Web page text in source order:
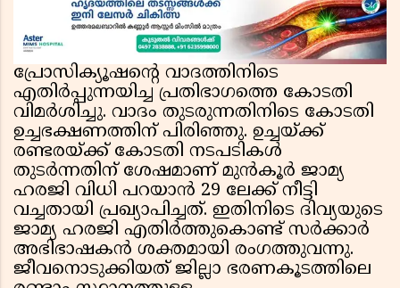
പ്രോസിക്യൂഷൻ്റെ വാദത്തിനിടെ
എതിർപ്പുന്നയിച്ച പ്രതിഭാഗത്തെ കോടതി
വിമർശിച്ചു. വാദം തുടരുന്നതിനിടെ കോടതി
ഉച്ചഭക്ഷണത്തിന് പിരിഞ്ഞു. ഉച്ചയ്ക്ക്
രണ്ടരയ്ക്ക് കോടതി നടപടികൾ
തുടർന്നതിന് ശേഷമാണ് മുൻകൂർ ജാമ്യ
ഹരജി വിധി പറയാൻ 29 ലേക്ക് നീട്ടി
വച്ചതായി പ്രഖ്യാപിച്ചത്. ഇതിനിടെ ദിവ്യയുടെ
ജാമ്യ ഹരജി എതിർത്തുകൊണ്ട് സർക്കാർ
അഭിഭാഷകൻ ശക്തമായി രംഗത്തുവന്നു.
ജീവനൊടുക്കിയത് ജില്ലാ ഭരണകൂടത്തിലെ